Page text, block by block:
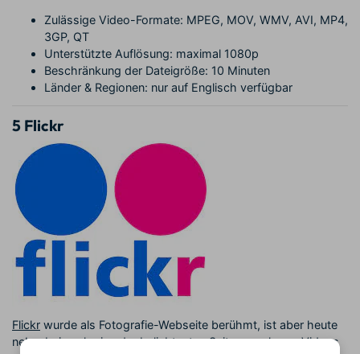
Zulässige Video-Formate: MPEG, MOV, WMV, AVI, MP4,
3GP, QT
Unterstützte Auflösung: maximal 1080p
Beschränkung der Dateigröße: 10 Minuten
Länder & Regionen: nur auf Englisch verfügbar
5 Flickr
Flickr wurde als Fotografie-Webseite berühmt, ist aber heute
nebenbei auch eine der beliebtesten Seiten, um kurze Videos